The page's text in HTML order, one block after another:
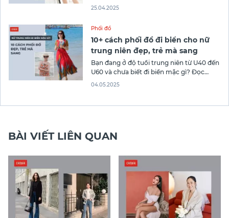
đẹp? Đọc ngay bài viết sau của Canifa
tin khoe vóc dáng của
25.04.2025
Phối đồ
10+ cách phối đồ đi biển cho nữ
trung niên đẹp, trẻ mà sang
Bạn đang ở độ tuổi trung niên từ U40 đến
U60 và chưa biết đi biển mặc gì? Đọc
ngay bài viết 10+ cách phối đồ đi biển cho
04.05.2025
BÀI VIẾT LIÊN QUAN